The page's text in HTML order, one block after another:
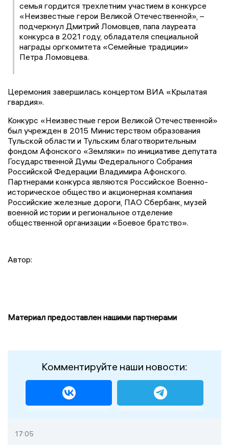
семья гордится трехлетним участием в конкурсе
«Неизвестные герои Великой Отечественной», –
подчеркнул Дмитрий Ломовцев, папа лауреата
конкурса в 2021 году, обладателя специальной
награды оргкомитета «Семейные традиции»
Петра Ломовцева.
Церемония завершилась концертом ВИА «Крылатая
гвардия».
Конкурс «Неизвестные герои Великой Отечественной»
был учрежден в 2015 Министерством образования
Тульской области и Тульским благотворительным
фондом Афонского «Земляки» по инициативе депутата
Государственной Думы Федерального Собрания
Российской Федерации Владимира Афонского.
Партнерами конкурса являются Российское Военно-
историческое общество и акционерная компания
Российские железные дороги, ПАО Сбербанк, музей
военной истории и региональное отделение
общественной организации «Боевое братство».
Автор:
Материал предоставлен нашими партнерами
Комментируйте наши новости:
17:05